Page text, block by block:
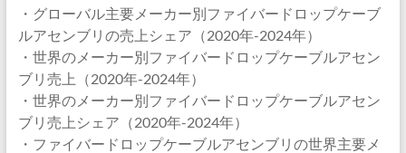
・グローバル主要メーカー別ファイバードロップケーブ
ルアセンブリの売上シェア（2020年-2024年）
・世界のメーカー別ファイバードロップケーブルアセン
ブリ売上（2020年-2024年）
・世界のメーカー別ファイバードロップケーブルアセン
ブリ売上シェア（2020年-2024年）
・ファイバードロップケーブルアセンブリの世界主要メ